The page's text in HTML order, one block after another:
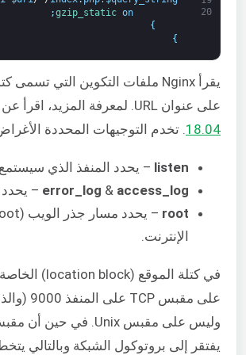
20
gzip_static on
;
}
}
على عنوان URL. لمعرفة المزيد، اقرأ عن إعداد كتل الخادم في
18.04 . تخدم التوجيهات المحددة الأغراض
listen – يحدد المنفذ الذي سيستمع
error_log & access_log
–
root
الإنترنت.
يفتقر إلى بروتوكول الشبكة وبالتالي